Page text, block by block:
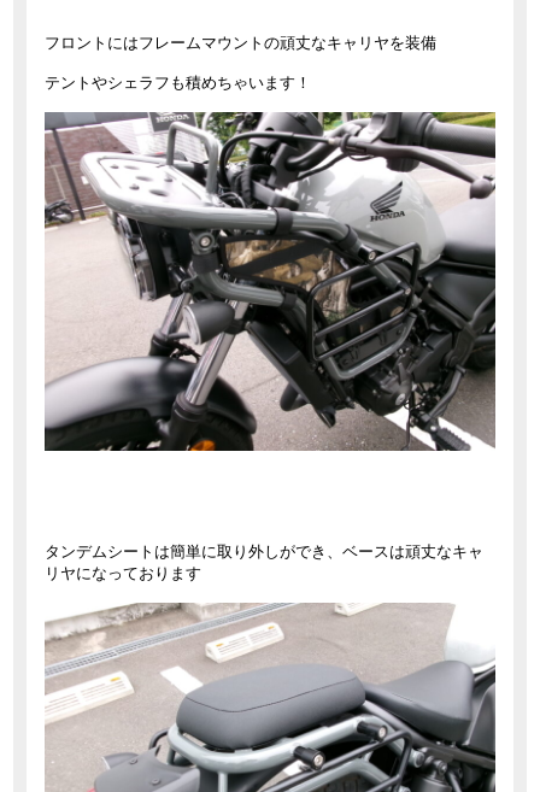
フロントにはフレームマウントの頑丈なキャリヤを装備
テントやシェラフも積めちゃいます！
タンデムシートは簡単に取り外しができ、ベースは頑丈なキャ
リヤになっております